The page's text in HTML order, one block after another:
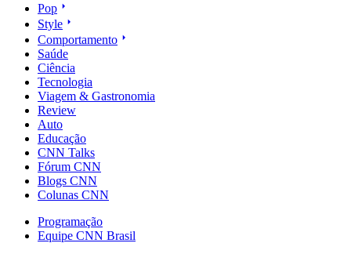
Pop
Style
Comportamento
Saúde
Ciência
Tecnologia
Viagem & Gastronomia
Review
Auto
Educação
CNN Talks
Fórum CNN
Blogs CNN
Colunas CNN
Programação
Equipe CNN Brasil